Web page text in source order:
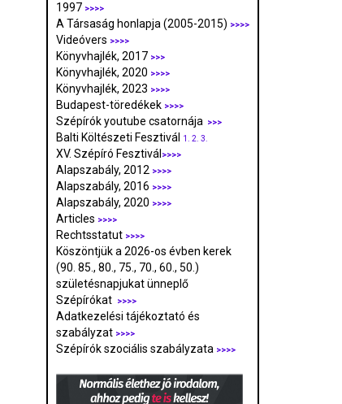
1997 >>>>
A Társaság honlapja (2005-2015) >>>>
Videóvers >>>>
Könyvhajlék, 2017 >>>
Könyvhajlék, 2020 >>>>
Könyvhajlék, 2023 >>>>
Budapest-töredékek >>>>
Szépírók youtube csatornája >>>
Balti Költészeti Fesztivál 1. 2. 3.
XV. Szépíró Fesztivál >>>>
Alapszabály, 2012 >>>>
Alapszabály, 2016 >>>>
Alapszabály, 2020 >>>>
Articles >>>>
Rechtsstatut >>>>
Köszöntjük a 2026-os évben kerek
(90. 85., 80., 75., 70., 60., 50.)
születésnapjukat ünneplő
Szépírókat
>>>>
Adatkezelési tájékoztató és
szabályzat >>>>
Szépírók szociális szabályzata >>>>